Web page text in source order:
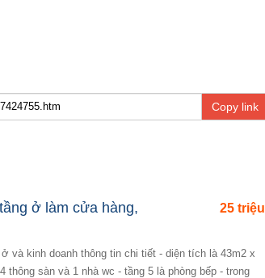
Copy link
25 triệu
ở làm cửa hàng,
sàn và 1 nhà wc - tầng 5 là phòng bếp - trong